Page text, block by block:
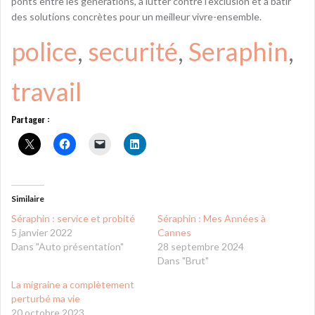
des solutions concrètes pour un meilleur vivre-ensemble.
police, securité, Seraphin
travail
Partager :
Similaire
Séraphin : service et probité
5 janvier 2022
Dans "Auto présentation"
Séraphin : Mes Années à
Cannes
28 septembre 2024
Dans "Brut"
La migraine a complètement
perturbé ma vie
20 octobre 2023